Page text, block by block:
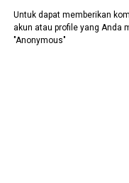
Untuk dapat memberikan
akun atau profile yang Anda
"Anonymous"